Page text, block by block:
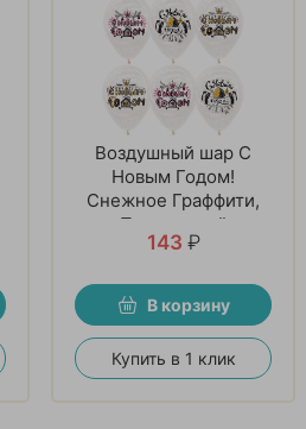
Воздушный шар С
Новым Годом!
Снежное Граффити,
Прозрачный
143 ₽
В корзину
Купить в 1 клик